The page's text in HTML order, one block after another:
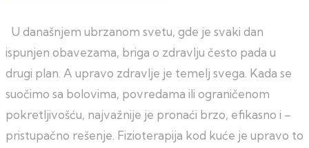
U današnjem ubrzanom svetu, gde je svaki dan
ispunjen obavezama, briga o zdravlju često pada u
drugi plan. A upravo zdravlje je temelj svega. Kada se
suočimo sa bolovima, povredama ili ograničenom
pokretljivošću, najvažnije je pronaći brzo, efikasno i –
pristupačno rešenje. Fizioterapija kod kuće je upravo to